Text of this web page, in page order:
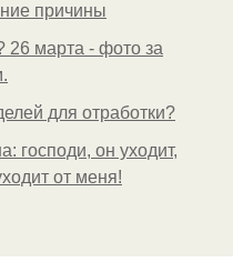
причины
26 марта - фото за
для отработки?
господи, он уходит,
от меня!